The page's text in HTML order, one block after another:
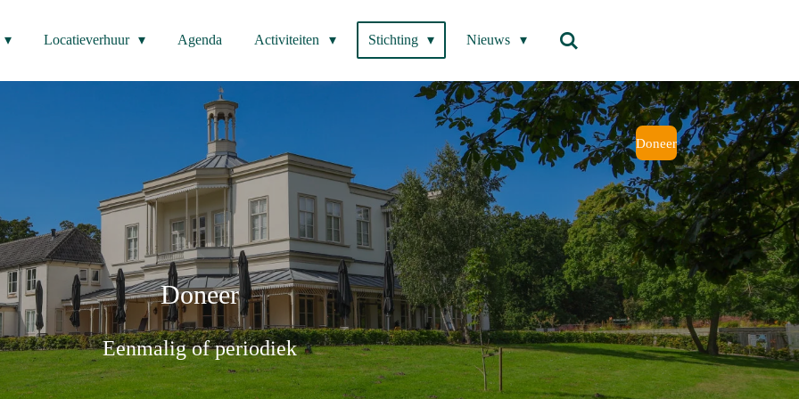
Locatieverhuur Agenda Activiteiten Stichting Nieuws
Doneer
Doneer
Eenmalig of periodiek